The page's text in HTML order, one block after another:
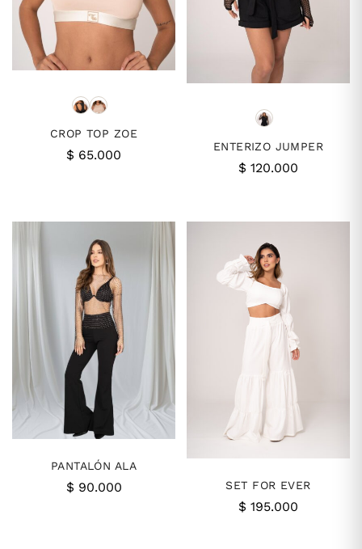
CROP TOP ZOE
$ 65.000
ENTERIZO JUMPER
$ 120.000
PANTALÓN ALA
$ 90.000 SET FOR EVER
$ 195.000